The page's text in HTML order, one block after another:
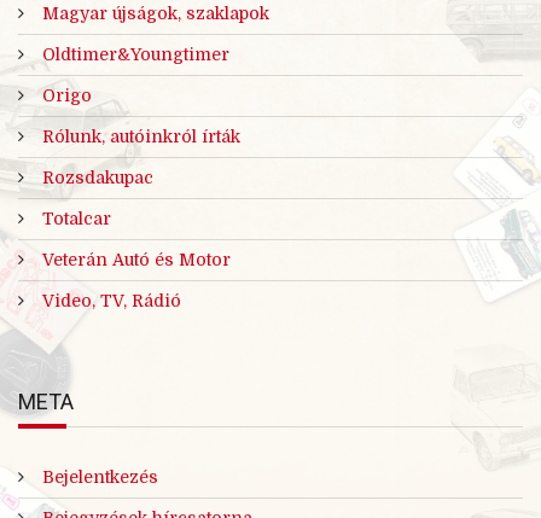
Magyar újságok, szaklapok
Oldtimer&Youngtimer
Origo
Rólunk, autóinkról írták
Rozsdakupac
Totalcar
Veterán Autó és Motor
Video, TV, Rádió
META
Bejelentkezés